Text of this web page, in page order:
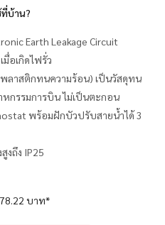
ที่บ้าน?
Earth Leakage Circuit
มื่อเกิดไฟรั่ว
ลาสติกทนความร้อน) เป็นวัสดุทน
กรรมการบิน ไม่เป็นตะกอน
พร้อมฝักบัวปรับสายน้ำได้ 3
งถึง IP25
บาท*